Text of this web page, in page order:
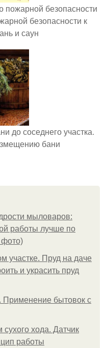
пожарной безопасности
безопасности к
и саун
до соседнего участка.
бани
мыловаров:
работы лучше по
участке. Пруд на даче
и украсить пруд
Применение бытовок с
сухого хода. Датчик
работы